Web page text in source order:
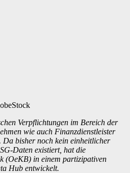
Verpflichtungen im Bereich der
wie auch Finanzdienstleister
Da bisher noch kein einheitlicher
Daten existiert, hat die
(OeKB) in einem partizipativen
Hub entwickelt.